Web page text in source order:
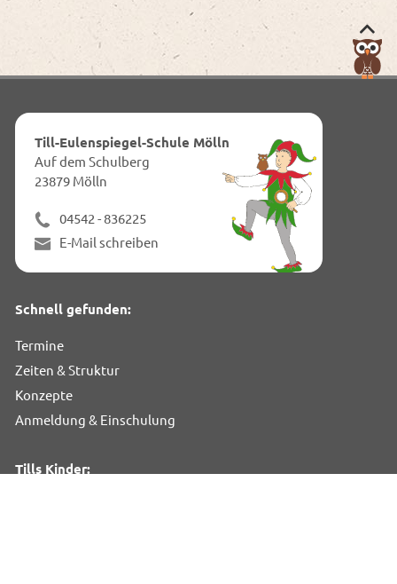
Till-Eulenspiegel-Schule Mölln
Auf dem Schulberg
23879 Mölln
04542 - 836225
E-Mail schreiben
Schnell gefunden:
Termine
Zeiten & Struktur
Konzepte
Anmeldung & Einschulung
Tills Kinder: